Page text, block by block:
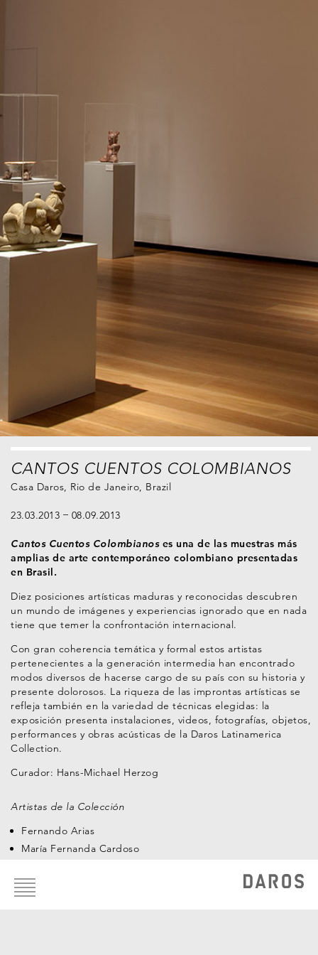
CANTOS CUENTOS COLOMBIANOS
Casa Daros, Rio de Janeiro, Brazil
23.03.2013 08.09.2013
Cantos Cuentos Colombianoses una de las muestras más
amplias de arte contemporáneo colombiano presentadas
en Brasil.
Diez posiciones artísticas maduras y reconocidas descubren
un mundo de imágenes y experiencias ignorado que en nada
tiene que temer la confrontación internacional.
Con gran coherencia temática y formal estos artistas
pertenecientes a la generación intermedia han encontrado
modos diversos de hacerse cargo de su país con su historia y
presente dolorosos. La riqueza de las improntas artísticas se
refleja también en la variedad de técnicas elegidas: la
exposición presenta instalaciones, videos, fotografías, objetos,
performances y obras acústicas de la Daros Latinamerica
Collection.
Curador: Hans-Michael Herzog
Artistas de la Colección
Fernando Arias
María Fernanda Cardoso
Oswaldo Macià
menu